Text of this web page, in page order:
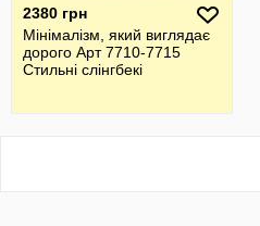
2380 грн
Мінімалізм, який виглядає
дорого Арт 7710-7715
Стильні слінгбекі